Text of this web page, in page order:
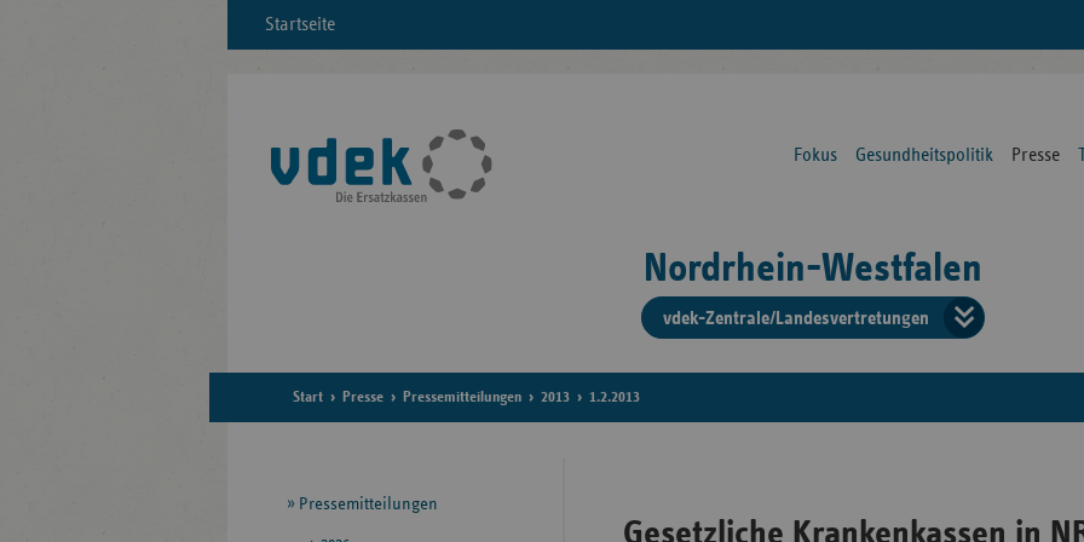
Startseite
Fokus Gesundheitspolitik Presse
Nordrhein-Westfalen
vdek-Zentrale/Landesvertretungen
der
Start Presse Pressemitteilungen 2013 1.2.2013
Gesetzliche Krankenkassen in
Seitennavigation
Pressemitteilungen